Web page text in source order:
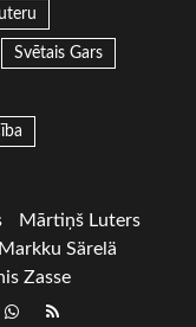
Svētais Gars
Mārtiņš Luters
Markku Särelä
Zasse
whatsapp
RSS